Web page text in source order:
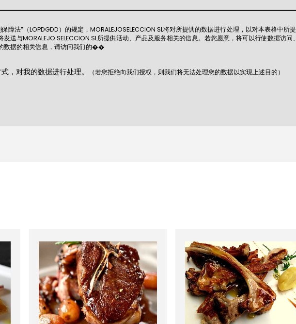
障法”（LOPDGDD）的规定，MORALEJOSELECCION SL将对所提供的数据进行处理，以对本表格中所
送与MORALEJO SELECCION SL所提供活动、产品及服务相关的信息。若您愿意，将可以行使数据访问
数据的相关信息，请访问我们的��
对我的数据进行处理。 （若您拒绝向我们授权，则我们将无法处理您的数据以实现上述目的）